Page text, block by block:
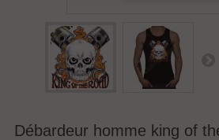
Débardeur homme king of